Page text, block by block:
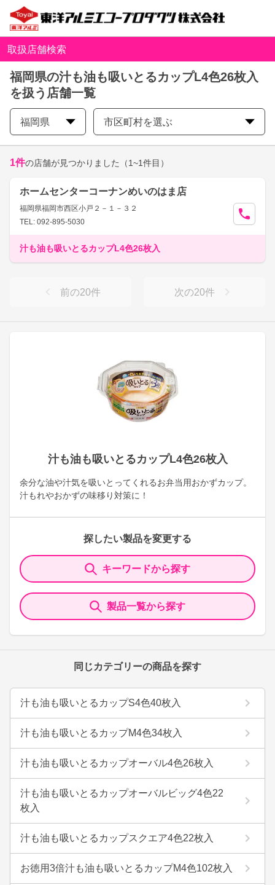
取扱店舗検索
福岡県の汁も油も吸いとるカップL4色26枚入
を扱う店舗一覧
福岡県 市区町村を選ぶ
汁も油も吸いとるカップL4色26枚入
余分な油や汁気を吸いとってくれるお弁当用おかずカップ。
汁もれやおかずの味移り対策に！
探したい製品を変更する
キーワードから探す
製品一覧から探す
同じカテゴリーの商品を探す
汁も油も吸いとるカップS4色40枚入
汁も油も吸いとるカップM4色34枚入
汁も油も吸いとるカップオーバル4色26枚入
汁も油も吸いとるカップオーバルビッグ4色22
枚入
汁も油も吸いとるカップスクエア4色22枚入
お徳用3倍汁も油も吸いとるカップM4色102枚入
1件の店舗が見つかりました （1~1件目）
ホームセンターコーナンめいのはま店
福岡県福岡市西区小戸２－１－３２
TEL: 092-895-5030
汁も油も吸いとるカップL4色26枚入
前の20件 次の20件